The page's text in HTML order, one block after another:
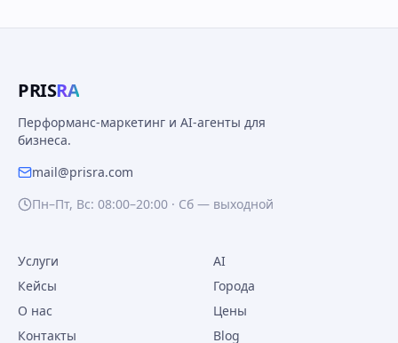
PRISRA
Перформанс-маркетинг и AI-агенты для
бизнеса.
mail@prisra.com
Пн–Пт, Вс: 08:00–20:00 · Сб — выходной
Услуги
AI
Кейсы
Города
О нас
Цены
Контакты
Blog